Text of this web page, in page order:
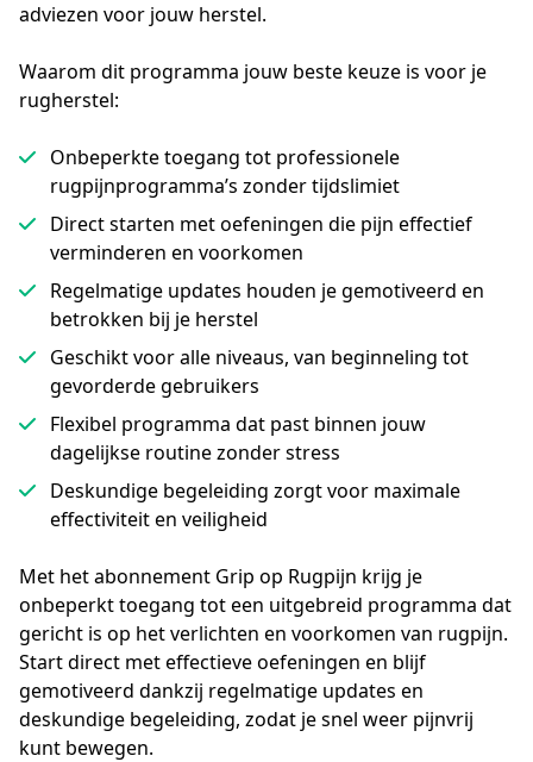
adviezen voor jouw herstel.
Waarom dit programma jouw beste keuze is voor je
rugherstel:
Onbeperkte toegang tot professionele
rugpijnprogramma’s zonder tijdslimiet
Direct starten met oefeningen die pijn effectief
verminderen en voorkomen
Regelmatige updates houden je gemotiveerd en
betrokken bij je herstel
Geschikt voor alle niveaus, van beginneling tot
gevorderde gebruikers
Flexibel programma dat past binnen jouw
dagelijkse routine zonder stress
Deskundige begeleiding zorgt voor maximale
effectiviteit en veiligheid
Met het abonnement Grip op Rugpijn krijg je
onbeperkt toegang tot een uitgebreid programma dat
gericht is op het verlichten en voorkomen van rugpijn.
Start direct met effectieve oefeningen en blijf
gemotiveerd dankzij regelmatige updates en
deskundige begeleiding, zodat je snel weer pijnvrij
kunt bewegen.